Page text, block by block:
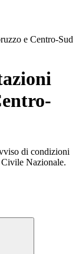
e Centro-Sud
di condizioni
Civile Nazionale.